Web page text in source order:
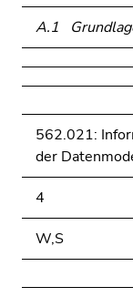
A.1
562.021:
der
4
W,S